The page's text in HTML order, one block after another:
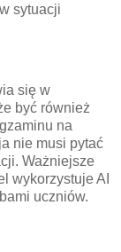
sytuacji
się w
być również
na
nie musi pytać
Ważniejsze
wykorzystuje AI
uczniów.